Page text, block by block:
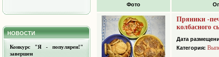
НОВОСТИ
Конкурс "Я - популярен!"
завершен
Фото
Пряники -
колбасного
Дата
Категория: